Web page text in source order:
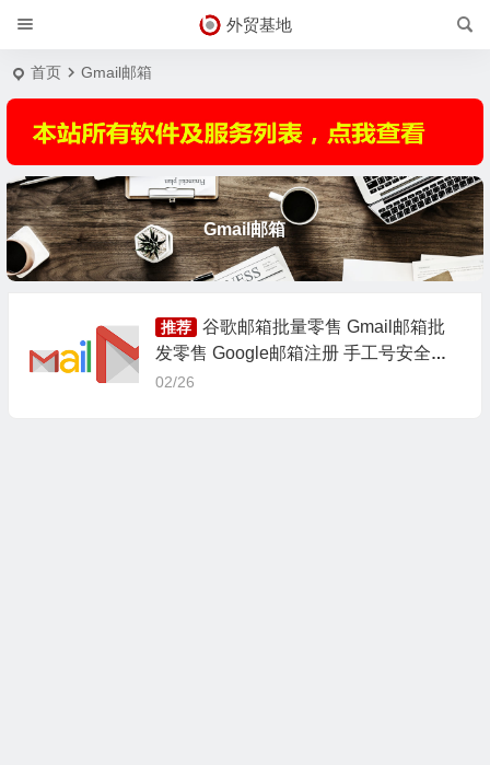
外贸基地
首页 Gmail邮箱
Gmail邮箱
推荐
谷歌邮箱批量零售 Gmail邮箱批
发零售 Google邮箱注册 手工号安全稳
定
02/26